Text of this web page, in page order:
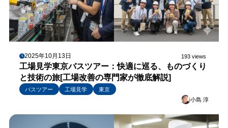
2025年10月13日 193 views
工場見学東京バスツアー：快適に巡る、ものづくり
と技術の旅[工場改善の専門家が徹底解説]
バスツアー 工場見学
東京
小島 淳